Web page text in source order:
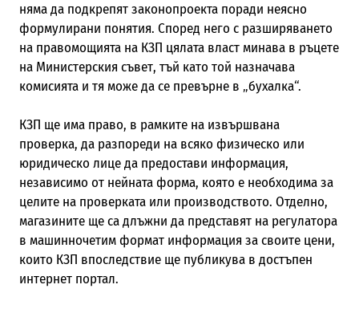
няма да подкрепят законопроекта поради неясно
формулирани понятия. Според него с разширяването
на правомощията на КЗП цялата власт минава в ръцете
на Министерския съвет, тъй като той назначава
комисията и тя може да се превърне в „бухалка“.
КЗП ще има право, в рамките на извършвана
проверка, да разпореди на всяко физическо или
юридическо лице да предостави информация,
независимо от нейната форма, която е необходима за
целите на проверката или производството. Отделно,
магазините ще са длъжни да представят на регулатора
в машинночетим формат информация за своите цени,
които КЗП впоследствие ще публикува в достъпен
интернет портал.